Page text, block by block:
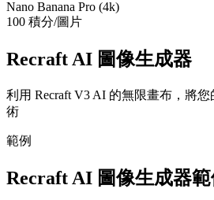
Nano Banana Pro (4k)
100 積分/圖片
Recraft AI 圖像生成器
利用 Recraft V3 AI 的無限畫布，將
術
範例
Recraft AI 圖像生成器範